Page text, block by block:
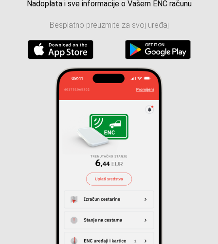
Nadoplata i sve informacije o Vašem ENC računu
Besplatno preuzmite za svoj uređaj